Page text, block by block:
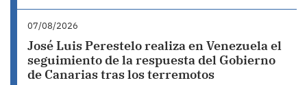
07/08/2026
José Luis Perestelo realiza en Venezuela el
seguimiento de la respuesta del Gobierno
de Canarias tras los terremotos